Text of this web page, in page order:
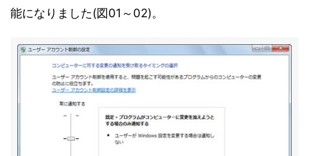
能になりました(図01～02)。